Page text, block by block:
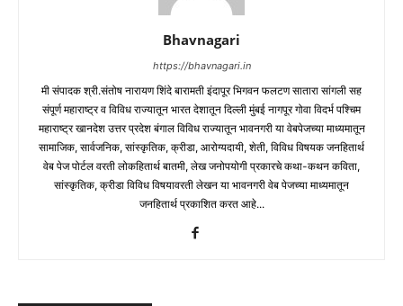
Bhavnagari
https://bhavnagari.in
मी संपादक श्री.संतोष नारायण शिंदे बारामती इंदापूर भिगवन फलटण सातारा सांगली सह
संपूर्ण महाराष्ट्र व विविध राज्यातून भारत देशातून दिल्ली मुंबई नागपूर गोवा विदर्भ पश्चिम
महाराष्ट्र खानदेश उत्तर प्रदेश बंगाल विविध राज्यातून भावनगरी या वेबपेजच्या माध्यमातून
सामाजिक, सार्वजनिक, सांस्कृतिक, क्रीडा, आरोग्यदायी, शेती, विविध विषयक जनहितार्थ
वेब पेज पोर्टल वरती लोकहितार्थ बातमी, लेख जनोपयोगी प्रकारचे कथा-कथन कविता,
सांस्कृतिक, क्रीडा विविध विषयावरती लेखन या भावनगरी वेब पेजच्या माध्यमातून
जनहितार्थ प्रकाशित करत आहे...